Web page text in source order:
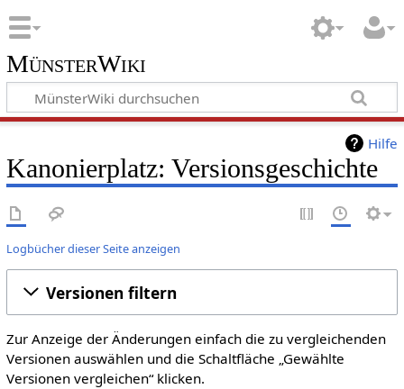
MünsterWiki
Hilfe
Kanonierplatz: Versionsgeschichte
Logbücher dieser Seite anzeigen
Versionen filtern
Zur Anzeige der Änderungen einfach die zu vergleichenden
Versionen auswählen und die Schaltfläche „Gewählte
Versionen vergleichen“ klicken.